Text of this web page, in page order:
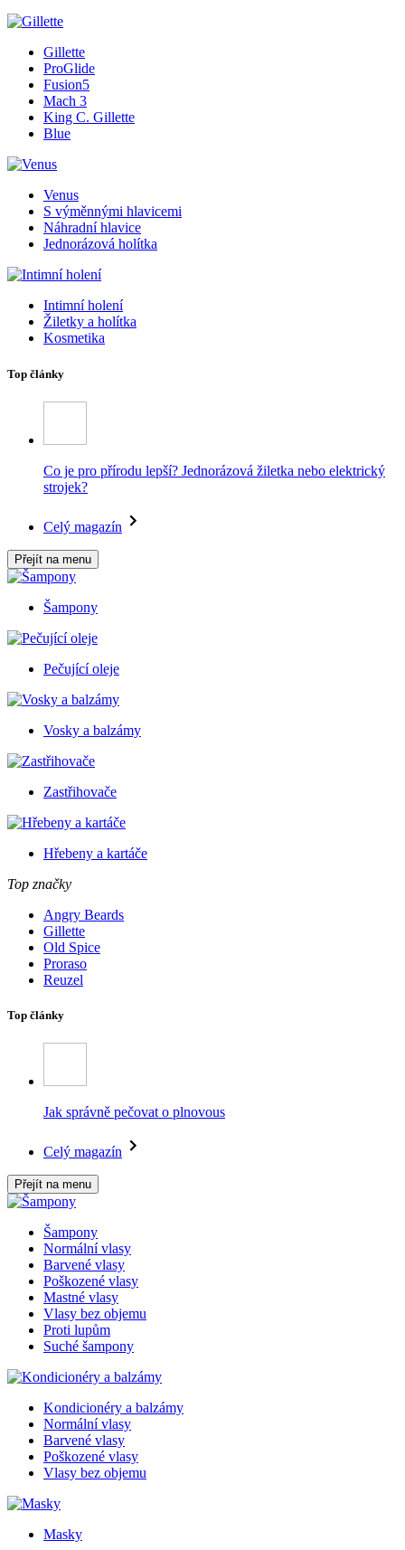
Gillette
ProGlide
Fusion5
Mach 3
King C. Gillette
Blue
Venus
S výměnnými hlavicemi
Náhradní hlavice
Jednorázová holítka
Intimní holení
Žiletky a holítka
Kosmetika
Top články
Co je pro přírodu lepší? Jednorázová žiletka nebo elektrický
strojek?
Celý magazín
Přejít na menu
Šampony
Pečující oleje
Vosky a balzámy
Zastřihovače
Hřebeny a kartáče
Top značky
Angry Beards
Gillette
Old Spice
Proraso
Reuzel
Top články
Jak správně pečovat o plnovous
Celý magazín
Přejít na menu
Šampony
Normální vlasy
Barvené vlasy
Poškozené vlasy
Mastné vlasy
Vlasy bez objemu
Proti lupům
Suché šampony
Kondicionéry a balzámy
Normální vlasy
Barvené vlasy
Poškozené vlasy
Vlasy bez objemu
Masky